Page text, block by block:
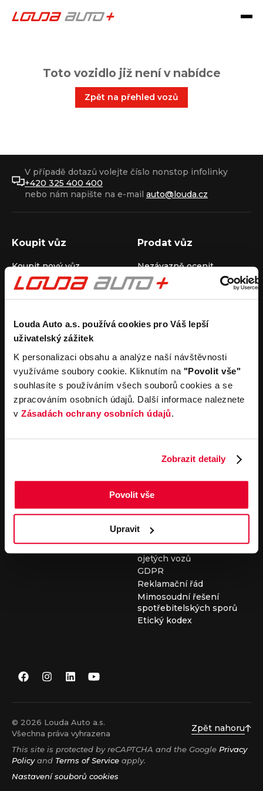
Louda Auto a.s. používá cookies pro Váš lepší
uživatelský zážitek
K personalizaci obsahu a analýze naší návštěvnosti
využíváme soubory cookie. Kliknutím na "Povolit vše"
souhlasíte s používáním všech souborů cookies a se
zpracováním osobních údajů. Další informace naleznete
v Zásadách ochrany osobních údajů.
Zobrazit detaily
Povolit vše
Upravit
Toto vozidlo již není v nabídce
Zpět na přehled vozů
V případě dotazů volejte číslo nonstop infolinky
+420 325 400 400
nebo nám napište na e-mail auto@louda.cz
Koupit vůz
Koupit nový vůz
Koupit ojetý vůz
Koupit užitkový vůz
Prodat vůz
Nezávazně ocenit
Průběh výkupu vozu
Pronájem
Carsharing
Autopůjčovna
Operativní leasing
Společnost
Louda Auto+ Poděbrady
Obytné vozy
Novinky
Kariéra
Servisní služby
Servis
Důležité odkazy
Cookies
Všeobecné obchodní
podmínky pro online
vozidel
Všeobecné obchodní
podmínky pro provádění
servisních prací
Všeobecné obchodní
podmínky při nákupu
ojetých vozů
GDPR
Reklamační řád
Mimosoudní řešení
spotřebitelských sporů
Etický kodex
© 2026 Louda Auto a.s.
Všechna práva vyhrazena
Zpět nahoru
This site is protected by reCAPTCHA and the Google Privacy
Policyand Terms of Service apply.
Nastavení souborů cookies